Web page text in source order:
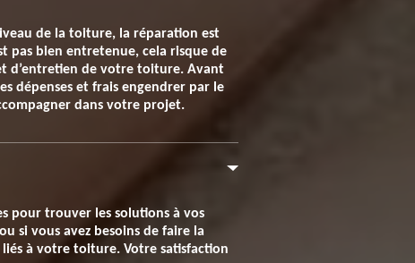
de la toiture, la réparation est
pas bien entretenue, cela risque de
d’entretien de votre toiture. Avant
dépenses et frais engendrer par le
dans votre projet.
pour trouver les solutions à vos
si vous avez besoins de faire la
à votre toiture. Votre satisfaction